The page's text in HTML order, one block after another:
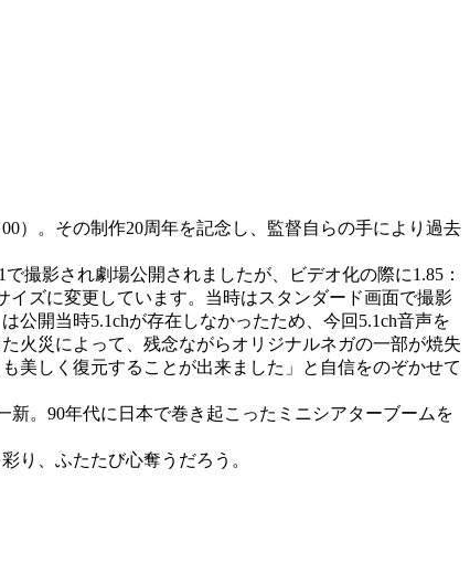
）。その制作20周年を記念し、監督自らの手により過去
撮影され劇場公開されましたが、ビデオ化の際に1.85：
ズに変更しています。当時はスタンダード画面で撮影
公開当時5.1chが存在しなかったため、今回5.1ch音声を
火災によって、残念ながらオリジナルネガの一部が焼失
美しく復元することが出来ました」と自信をのぞかせて
。90年代に日本で巻き起こったミニシアターブームを
り、ふたたび心奪うだろう。